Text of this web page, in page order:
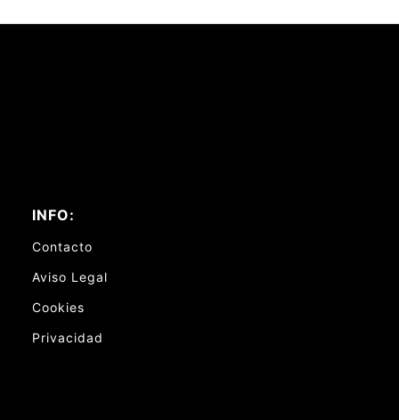
INFO:
Contacto
Aviso Legal
Cookies
Privacidad